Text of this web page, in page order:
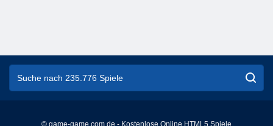
© game-game.com.de - Kostenlose Online HTML5 Spiele